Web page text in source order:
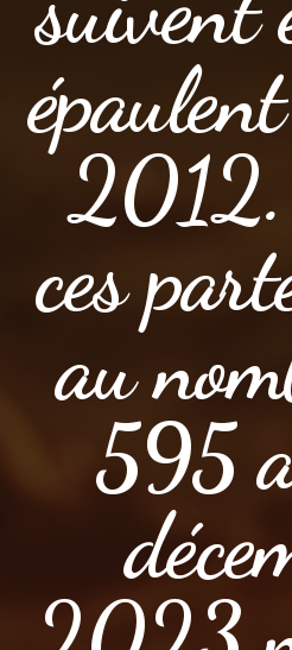
2012.
ces
au
595